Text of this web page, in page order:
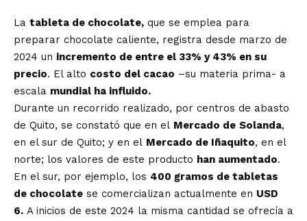
La tableta de chocolate, que se emplea para
preparar chocolate caliente, registra desde marzo de
2024 un incremento de entre el 33% y 43% en su
precio. El alto costo del cacao –su materia prima- a
escala mundial ha influido.
Durante un recorrido realizado, por centros de abasto
de Quito, se constató que en el Mercado de Solanda,
en el sur de Quito; y en el Mercado de Iñaquito, en el
norte; los valores de este producto han aumentado.
En el sur, por ejemplo, los 400 gramos de tabletas
de chocolate se comercializan actualmente en USD
6. A inicios de este 2024 la misma cantidad se ofrecía a